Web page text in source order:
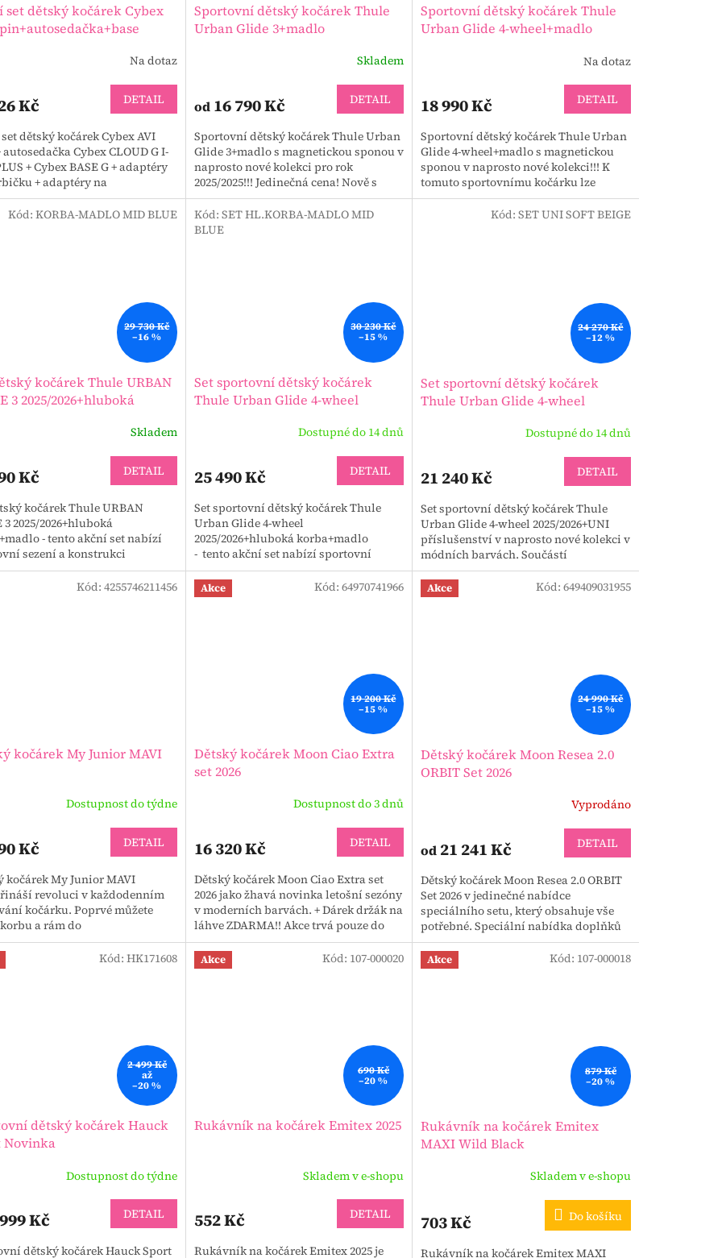
set dětský kočárek Cybex
Na dotaz
Kč DETAIL
dětský kočárek Cybex AVI
autosedačka Cybex CLOUD G I-
+ Cybex BASE G + adaptéry
+ adaptéry na
v krásných barvách ve
Sportovní dětský kočárek Thule
Urban Glide 3+madlo
Skladem
od16 790 Kč DETAIL
Sportovní dětský kočárek Thule Urban
Glide 3+madlo s magnetickou sponou v
naprosto nové kolekci pro rok
2025/2025!!! Jedinečná cena! Nově s
magnetickou sponou na 5-ti bodovém...
Sportovní dětský kočárek Thule
Urban Glide 4-wheel+madlo
Na dotaz
18 990 Kč DETAIL
Sportovní dětský kočárek Thule Urban
Glide 4-wheel+madlo s magnetickou
sponou v naprosto nové kolekci!!! K
tomuto sportovnímu kočárku lze
dokoupit i hlubokou korbu!!!
29 730 Kč
–16 %
kočárek Thule URBAN
3 2025/2026+hluboká
Skladem
Kč DETAIL
kočárek Thule URBAN
3 2025/2026+hluboká
- tento akční set nabízí
sezení a konstrukci
hlubokou korbu a madlo.
Kód: KORBA-MADLO MID BLUE
30 230 Kč
–15 %
Set sportovní dětský kočárek
Thule Urban Glide 4-wheel
Dostupné do 14 dnů
25 490 Kč DETAIL
Set sportovní dětský kočárek Thule
Urban Glide 4-wheel
2025/2026+hluboká korba+madlo
- tento akční set nabízí sportovní
sezení a konstrukci
kočárku, hlubokou...
Kód: SET HL.KORBA-MADLO MID
BLUE
24 270 Kč
–12 %
Set sportovní dětský kočárek
Thule Urban Glide 4-wheel
Dostupné do 14 dnů
21 240 Kč DETAIL
Set sportovní dětský kočárek Thule
Urban Glide 4-wheel 2025/2026+UNI
příslušenství v naprosto nové kolekci v
módních barvách. Součástí
sportovního kočárku je originální...
Kód: SET UNI SOFT BEIGE
kočárek My Junior MAVI
Dostupnost do týdne
Kč DETAIL
kočárek My Junior MAVI
revoluci v každodenním
kočárku. Poprvé můžete
a rám do
balení – bez
vyndávání a...
Kód: 4255746211456 Akce
19 200 Kč
–15 %
Dětský kočárek Moon Ciao Extra
set 2026
Dostupnost do 3 dnů
16 320 Kč DETAIL
Dětský kočárek Moon Ciao Extra set
2026 jako žhavá novinka letošní sezóny
v moderních barvách. + Dárek držák na
láhve ZDARMA!! Akce trvá pouze do
vyprodání.
Kód: 64970741966 Akce
24 990 Kč
–15 %
Dětský kočárek Moon Resea 2.0
ORBIT Set 2026
Vyprodáno
od21 241 Kč DETAIL
Dětský kočárek Moon Resea 2.0 ORBIT
Set 2026 v jedinečné nabídce
speciálního setu, který obsahuje vše
potřebné. Speciální nabídka doplňků
ke kočárku s výhodnou...
Kód: 649409031955
2 499 Kč
až
–20 %
dětský kočárek Hauck
Novinka
Dostupnost do týdne
Kč DETAIL
dětský kočárek Hauck Sport
Kód: HK171608 Akce
690 Kč
–20 %
Rukávník na kočárek Emitex 2025
Skladem v e-shopu
552 Kč DETAIL
Rukávník na kočárek Emitex 2025 je
Kód: 107-000020 Akce
879 Kč
–20 %
Rukávník na kočárek Emitex
MAXI Wild Black
Skladem v e-shopu
703 Kč Do košíku
Rukávník na kočárek Emitex MAXI
Kód: 107-000018